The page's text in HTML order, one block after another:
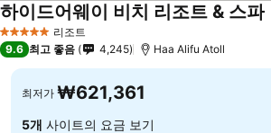
5 성급 리조트
하이드어웨이 비치 리조트 & 스파
9.6 최고 좋음 4,245 Haa Alifu Atoll
최저가 ₩621,361
5개 사이트의 요금 보기